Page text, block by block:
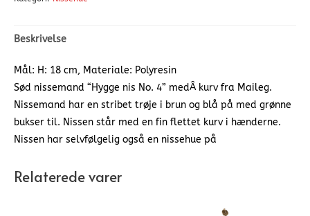
Beskrivelse
Mål: H: 18 cm, Materiale: Polyresin
Sød nissemand “Hygge nis No. 4” medÂ kurv fra Maileg.
Nissemand har en stribet trøje i brun og blå på med grønne
bukser til. Nissen står med en fin flettet kurv i hænderne.
Nissen har selvfølgelig også en nissehue på
Relaterede varer